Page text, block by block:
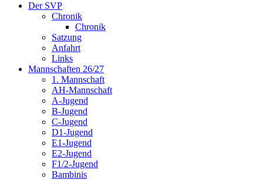
Der SVP
Chronik
Chronik
Satzung
Anfahrt
Links
Mannschaften 26/27
1. Mannschaft
AH-Mannschaft
A-Jugend
B-Jugend
C-Jugend
D1-Jugend
E1-Jugend
E2-Jugend
F1/2-Jugend
Bambinis